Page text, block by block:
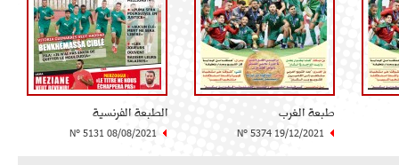
طبعة الغرب
N° 5374 19/12/2021
الطبعة الفرنسية
N° 5131 08/08/2021